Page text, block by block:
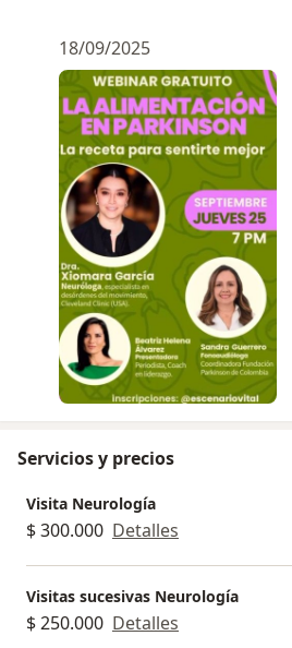
18/09/2025
Servicios y precios
Visita Neurología
$ 300.000 Detalles
Visitas sucesivas Neurología
$ 250.000 Detalles